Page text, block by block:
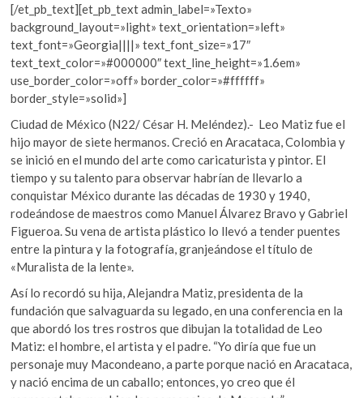
[/et_pb_text][et_pb_text admin_label=»Texto»
background_layout=»light» text_orientation=»left»
text_font=»Georgia||||» text_font_size=»17″
text_text_color=»#000000″ text_line_height=»1.6em»
use_border_color=»off» border_color=»#ffffff»
border_style=»solid»]
Ciudad de México (N22/ César H. Meléndez).- Leo Matiz fue el
hijo mayor de siete hermanos. Creció en Aracataca, Colombia y
se inició en el mundo del arte como caricaturista y pintor. El
tiempo y su talento para observar habrían de llevarlo a
conquistar México durante las décadas de 1930 y 1940,
rodeándose de maestros como Manuel Álvarez Bravo y Gabriel
Figueroa. Su vena de artista plástico lo llevó a tender puentes
entre la pintura y la fotografía, granjeándose el título de
«Muralista de la lente».
Así lo recordó su hija, Alejandra Matiz, presidenta de la
fundación que salvaguarda su legado, en una conferencia en la
que abordó los tres rostros que dibujan la totalidad de Leo
Matiz: el hombre, el artista y el padre. “Yo diría que fue un
personaje muy Macondeano, a parte porque nació en Aracataca,
y nació encima de un caballo; entonces, yo creo que él